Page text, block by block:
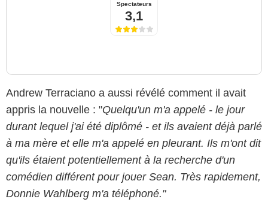
Spectateurs
3,1
Andrew Terraciano a aussi révélé comment il avait
appris la nouvelle : "Quelqu'un m'a appelé - le jour
durant lequel j'ai été diplômé - et ils avaient déjà parlé
à ma mère et elle m'a appelé en pleurant. Ils m'ont dit
qu'ils étaient potentiellement à la recherche d'un
comédien différent pour jouer Sean. Très rapidement,
Donnie Wahlberg m'a téléphoné."